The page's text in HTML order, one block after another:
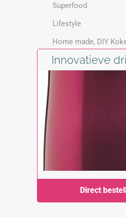
Superfood
Lifestyle
Home made, DIY
Innovatieve
Direct